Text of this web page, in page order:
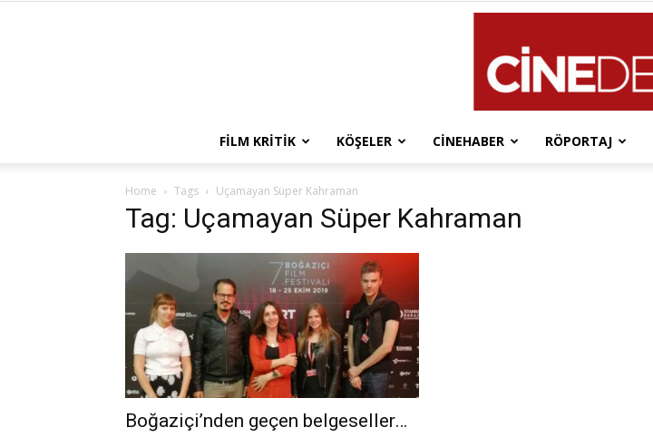
FILM KRITIK KÖŞELER CINEHABER RÖPORTAJ
Home Tags Uçamayan Süper Kahraman
Tag: Uçamayan Süper Kahraman
Boğaziçi’nden geçen belgeseller…